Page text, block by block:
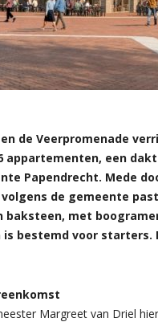
de Veerpromenade
een
Papendrecht. Mede
de gemeente
baksteen, met
is bestemd voor
Margreet van Driel